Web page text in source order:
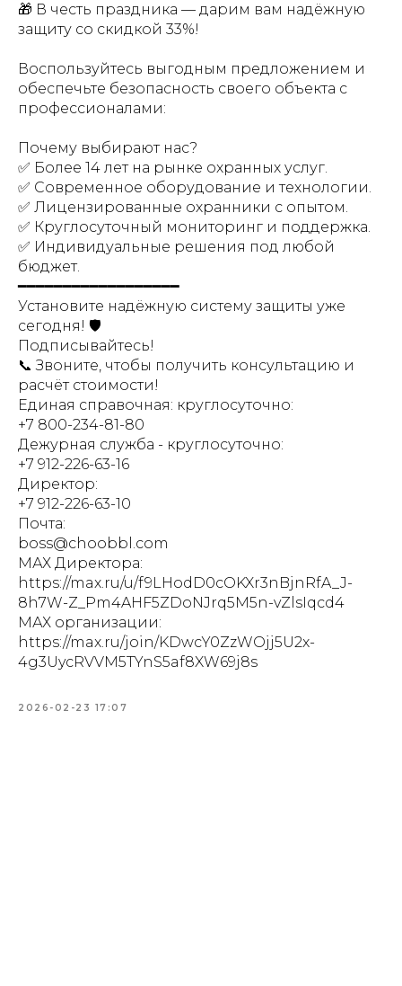
🎁 В честь праздника — дарим вам надёжную
защиту со скидкой 33%!
Воспользуйтесь выгодным предложением и
обеспечьте безопасность своего объекта с
профессионалами:
Почему выбирают нас?
✅ Более 14 лет на рынке охранных услуг.
✅ Современное оборудование и технологии.
✅ Лицензированные охранники с опытом.
✅ Круглосуточный мониторинг и поддержка.
✅ Индивидуальные решения под любой
бюджет.
━━━━━━━━━━━━━━━━━━
Установите надёжную систему защиты уже
сегодня! 🛡️
Подписывайтесь!
📞 Звоните, чтобы получить консультацию и
расчёт стоимости!
Единая справочная: круглосуточно:
+7 800-234-81-80
Дежурная служба - круглосуточно:
+7 912-226-63-16
Директор:
+7 912-226-63-10
Почта:
boss@choobbl.com
МАХ Директора:
https://max.ru/u/f9LHodD0cOKXr3nBjnRfA_J-
8h7W-Z_Pm4AHF5ZDoNJrq5M5n-vZlsIqcd4
МАХ организации:
https://max.ru/join/KDwcY0ZzWOjj5U2x-
4g3UycRVVM5TYnS5af8XW69j8s
2026-02-23 17:07